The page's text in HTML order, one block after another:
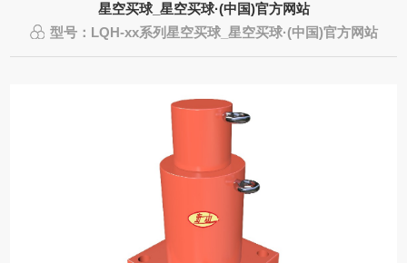
星空买球_星空买球·(中国)官方网站
型号：LQH-xx系列星空买球_星空买球·(中国)官方网站